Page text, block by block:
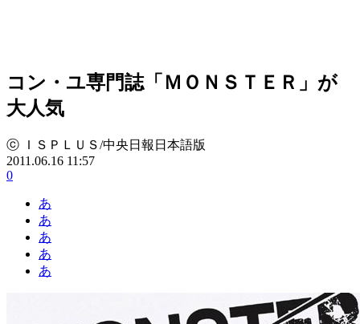
コン・ユ専門誌「ＭＯＮＳＴＥＲ」が
大人気
ⓒ ＩＳＰＬＵＳ/中央日報日本語版
2011.06.16 11:57
0
あ
あ
あ
あ
あ